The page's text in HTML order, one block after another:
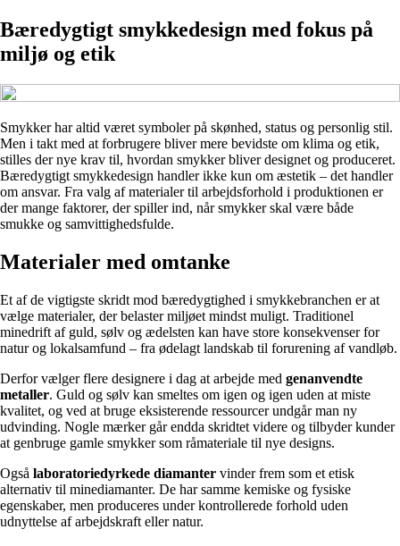
Bæredygtigt smykkedesign med fokus på
miljø og etik
Smykker har altid været symboler på skønhed, status og personlig stil.
Men i takt med at forbrugere bliver mere bevidste om klima og etik,
stilles der nye krav til, hvordan smykker bliver designet og produceret.
Bæredygtigt smykkedesign handler ikke kun om æstetik – det handler
om ansvar. Fra valg af materialer til arbejdsforhold i produktionen er
der mange faktorer, der spiller ind, når smykker skal være både
smukke og samvittighedsfulde.
Materialer med omtanke
Et af de vigtigste skridt mod bæredygtighed i smykkebranchen er at
vælge materialer, der belaster miljøet mindst muligt. Traditionel
minedrift af guld, sølv og ædelsten kan have store konsekvenser for
natur og lokalsamfund – fra ødelagt landskab til forurening af vandløb.
Derfor vælger flere designere i dag at arbejde med genanvendte
metaller. Guld og sølv kan smeltes om igen og igen uden at miste
kvalitet, og ved at bruge eksisterende ressourcer undgår man ny
udvinding. Nogle mærker går endda skridtet videre og tilbyder kunder
at genbruge gamle smykker som råmateriale til nye designs.
Også laboratoriedyrkede diamanter vinder frem som et etisk
alternativ til minediamanter. De har samme kemiske og fysiske
egenskaber, men produceres under kontrollerede forhold uden
udnyttelse af arbejdskraft eller natur.